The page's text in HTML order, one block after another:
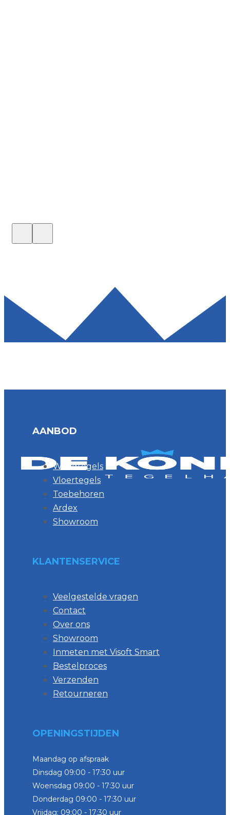
AANBOD
Wandtegels
Vloertegels
Toebehoren
Ardex
Showroom
KLANTENSERVICE
Veelgestelde vragen
Contact
Over ons
Showroom
Inmeten met Visoft Smart
Bestelproces
Verzenden
Retourneren
OPENINGSTIJDEN
Maandag op afspraak
Dinsdag 09:00 - 17:30 uur
Woensdag 09:00 - 17:30 uur
Donderdag 09:00 - 17:30 uur
Vrijdag: 09:00 - 17:30 uur